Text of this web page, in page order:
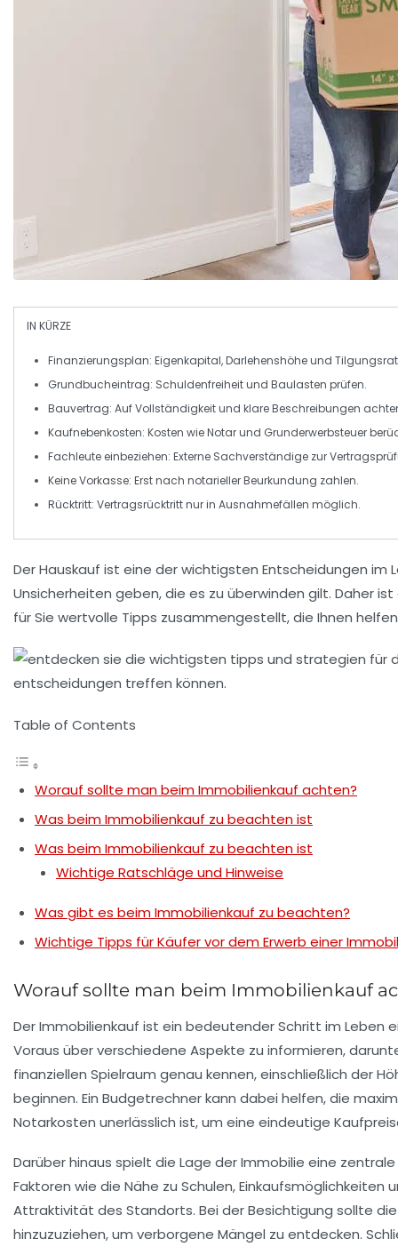
IN KÜRZE
Finanzierungsplan: Eigenkapital, Darlehenshöhe und
Grundbucheintrag: Schuldenfreiheit und Baulasten prüfen.
Bauvertrag: Auf Vollständigkeit und klare Beschreibungen
Kaufnebenkosten: Kosten wie Notar und Grunderwerbsteuer
Fachleute einbeziehen: Externe Sachverständige zur
Keine Vorkasse: Erst nach notarieller Beurkundung zahlen.
Rücktritt: Vertragsrücktritt nur in Ausnahmefällen möglich.
DerHauskauf ist eine der wichtigsten Entscheidungen im
Unsicherheiten geben, die es zu überwinden gilt. Daher
für Sie wertvolle Tipps zusammengestellt, die Ihnen
Table of Contents
Worauf sollte man beim Immobilienkauf achten?
Was beim Immobilienkauf zu beachten ist
Was beim Immobilienkauf zu beachten ist
Wichtige Ratschläge und Hinweise
Was gibt es beim Immobilienkauf zu beachten?
Wichtige Tipps für Käufer vor dem Erwerb einer
Worauf sollte man beim Immobilienkauf
DerImmobilienkauf ist ein bedeutender Schritt im Leben
Voraus über verschiedene Aspekte zu informieren,
finanziellen Spielraum genau kennen, einschließlich der
beginnen. Ein Budgetrechner kann dabei helfen, die
Notarkosten unerlässlich ist, um eine eindeutige
Darüber hinaus spielt die Lage der Immobilie eine
Faktoren wie die Nähe zu Schulen,
Attraktivität des Standorts. Bei der Besichtigung sollte
hinzuzuziehen, um verborgene Mängel zu entdecken.